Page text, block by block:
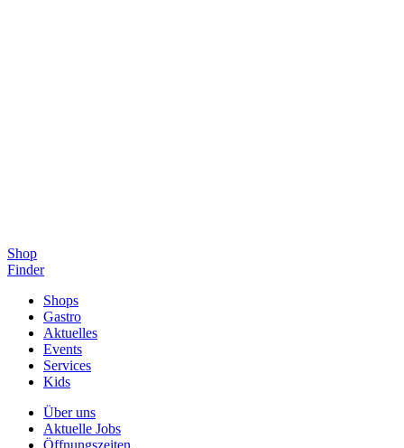
Shop
Finder
Shops
Gastro
Aktuelles
Events
Services
Kids
Über uns
Aktuelle Jobs
Öffnungszeiten